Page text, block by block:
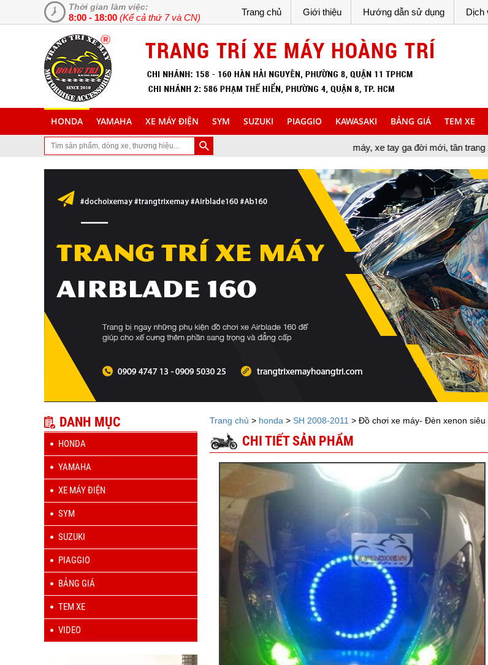
Thời gian làm việc:
8:00 - 18:00 (Kể cả thứ 7 và CN)
Trang chủ Giới thiệu Hướng dẫn sử dụng Dịch
HONDA YAMAHA XE MÁY ĐIỆN SYM SUZUKI PIAGGIO KAWASAKI BẢNG GIÁ TEM XE
Web chuyên cung cấp và lắp đặt phụ tùng inox trang trí làm đẹp xe máy, xe tay ga đời mới, tân trang xe máy, cung cấp
DANH MỤC
HONDA
YAMAHA
XE MÁY ĐIỆN
SYM
SUZUKI
PIAGGIO
BẢNG GIÁ
TEM XE
VIDEO
Trang chủ > honda > SH 2008-2011 > Đồ chơi xe máy- Đèn xenon siêu
CHI TIẾT SẢN PHẨM